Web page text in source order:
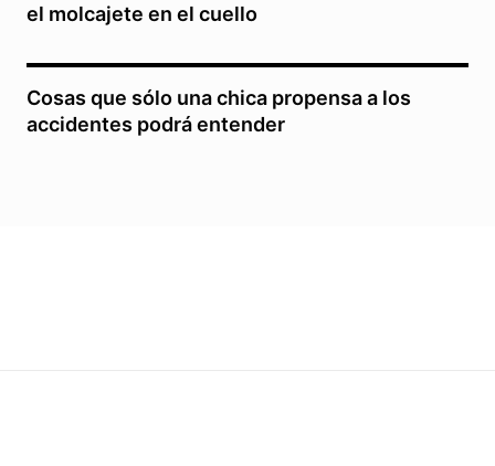
el molcajete en el cuello
Cosas que sólo una chica propensa a los
accidentes podrá entender